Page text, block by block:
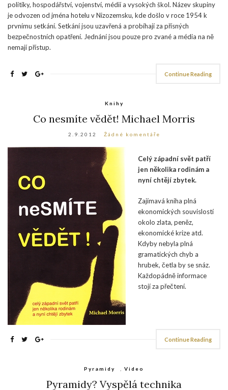
politiky, hospodářství, vojenství, médií a vysokých škol. Název skupiny
je odvozen od jména hotelu v Nizozemsku, kde došlo v roce 1954 k
prvnímu setkání. Setkání jsou uzavřená a probíhají za přísných
bezpečnostních opatření. Jednání jsou pouze pro zvané a média na ně
nemají přístup.
Continue Reading
Knihy
Co nesmíte vědět! Michael Morris
2.9.2012 Žádné komentáře
Celý západní svět patří
jen několika rodinám a
nyní chtějí zbytek.
Zajímavá kniha plná
ekonomických souvislostí
okolo zlata, peněz,
ekonomické krize atd.
Kdyby nebyla plná
gramatických chyb a
hrubek, četla by se snáz.
Každopádně informace
stojí za přečtení.
Continue Reading
Pyramidy Video
Pyramidy? Vyspělá technika